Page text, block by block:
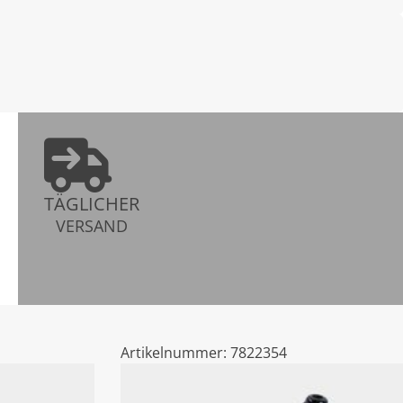
TÄGLICHER
VERSAND
Artikelnummer:7822354